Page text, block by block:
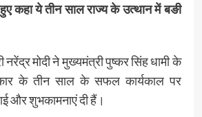
कहा ये तीन साल राज्य के उत्थान में बङी
नरेंद्र मोदी ने मुख्यमंत्री पुष्कर सिंह धामी के
के तीन साल के सफल कार्यकाल पर
और शुभकामनाएं दी हैं।